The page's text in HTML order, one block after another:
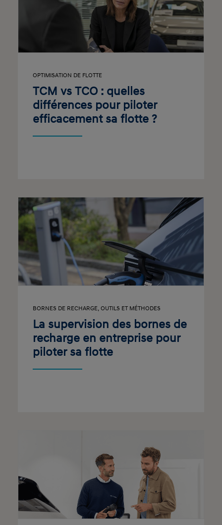
OPTIMISATION DE FLOTTE
TCM vs TCO : quelles
différences pour piloter
efficacement sa flotte ?
BORNES DE RECHARGE, OUTILS ET MÉTHODES
La supervision des bornes de
recharge en entreprise pour
piloter sa flotte